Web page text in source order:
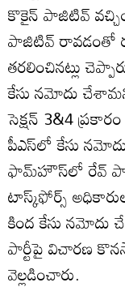
కొకైన్ పాజిటివ్
పాజిటివ్ రావడంతో
తరలించినట్లు
కేసు నమోదు
సెక్షన్ 3&4
పీఎస్‌లో కేసు
ఫామ్‌హౌస్‌లో రేవ్
టాస్క్‌ఫోర్స్
కింద కేసు
పార్టీపై విచారణ
వెల్లడించారు.